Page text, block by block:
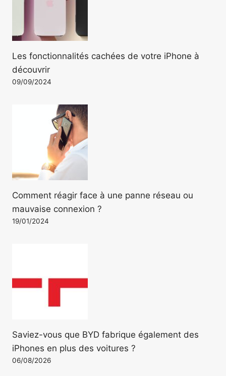
Les fonctionnalités cachées de votre iPhone à
découvrir
09/09/2024
Comment réagir face à une panne réseau ou
mauvaise connexion ?
19/01/2024
Saviez-vous que BYD fabrique également des
iPhones en plus des voitures ?
06/08/2026